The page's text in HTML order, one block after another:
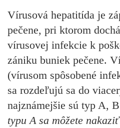
Vírusová hepatitída je
pečene, pri ktorom
vírusovej infekcie k
zániku buniek pečene.
(vírusom spôsobené
sa rozdeľujú sa do
najznámejšie sú typ A,
typu A sa môžete